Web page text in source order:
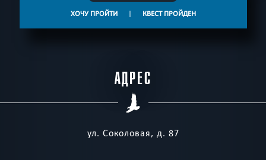
ХОЧУ ПРОЙТИ | КВЕСТ ПРОЙДЕН
АДРЕС
ул. Соколовая, д. 87